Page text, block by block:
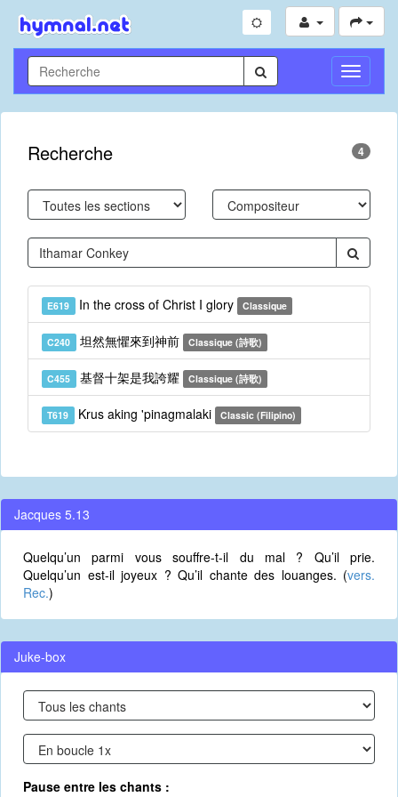
Toggle
Recherche 4
E619 In the cross of Christ I glory Classique
C240 坦然無懼來到神前 Classique (詩歌)
C455 基督十架是我誇耀 Classique (詩歌)
T619 Krus aking 'pinagmalaki Classic (Filipino)
Jacques 5.13
Quelqu’un parmi vous souffre-t-il du mal ? Qu’il prie.
Quelqu’un est-il joyeux ? Qu’il chante des louanges. (vers.
Rec.)
Juke-box
Pause entre les chants :